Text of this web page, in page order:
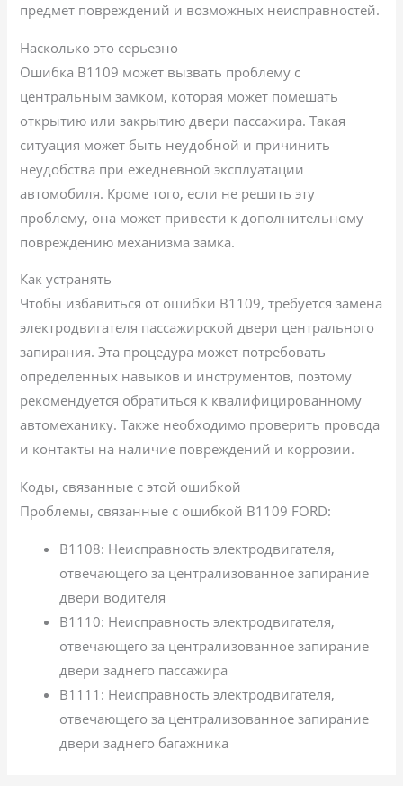
предмет повреждений и возможных неисправностей.
Насколько это серьезно
Ошибка B1109 может вызвать проблему с
центральным замком, которая может помешать
открытию или закрытию двери пассажира. Такая
ситуация может быть неудобной и причинить
неудобства при ежедневной эксплуатации
автомобиля. Кроме того, если не решить эту
проблему, она может привести к дополнительному
повреждению механизма замка.
Как устранять
Чтобы избавиться от ошибки B1109, требуется замена
электродвигателя пассажирской двери центрального
запирания. Эта процедура может потребовать
определенных навыков и инструментов, поэтому
рекомендуется обратиться к квалифицированному
автомеханику. Также необходимо проверить провода
и контакты на наличие повреждений и коррозии.
Коды, связанные с этой ошибкой
Проблемы, связанные с ошибкой B1109 FORD:
B1108: Неисправность электродвигателя,
отвечающего за централизованное запирание
двери водителя
B1110: Неисправность электродвигателя,
отвечающего за централизованное запирание
двери заднего пассажира
B1111: Неисправность электродвигателя,
отвечающего за централизованное запирание
двери заднего багажника